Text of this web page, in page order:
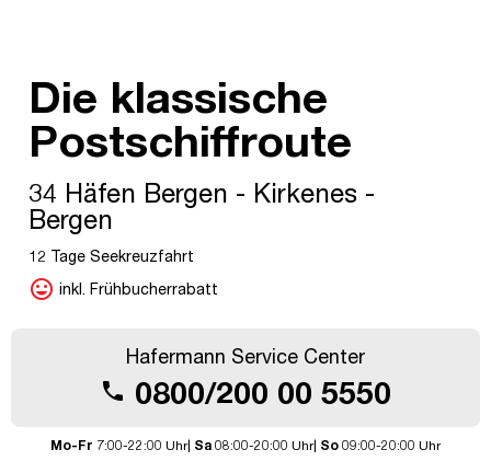
Die klassische
Postschiffroute
34 Häfen Bergen - Kirkenes -
Bergen
12 Tage Seekreuzfahrt
mood inkl. Frühbucherrabatt
Hafermann Service Center
call 0800/200 00 5550
Mo-Fr 7:00-22:00 Uhr| Sa 08:00-20:00 Uhr| So 09:00-20:00 Uhr